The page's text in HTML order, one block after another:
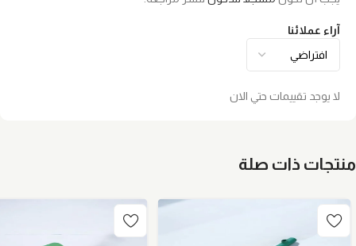
آراء عملائنا
لا يوجد تقييمات حتي الان
منتجات ذات صلة